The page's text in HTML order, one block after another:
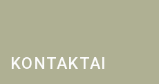
KONTAKTAI